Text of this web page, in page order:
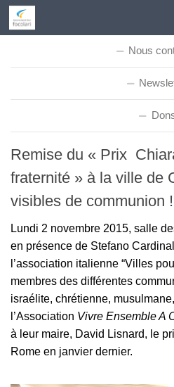
Skip to content
Nous
Remise du « Prix
fraternité » à la ville de
visibles de communion !
Lundi 2 novembre 2015, salle
en présence de Stefano
l’association italienne “Villes
membres des différentes
israélite, chrétienne,
l’Association Vivre Ensemble A
à leur maire, David Lisnard, le
Rome en janvier dernier.